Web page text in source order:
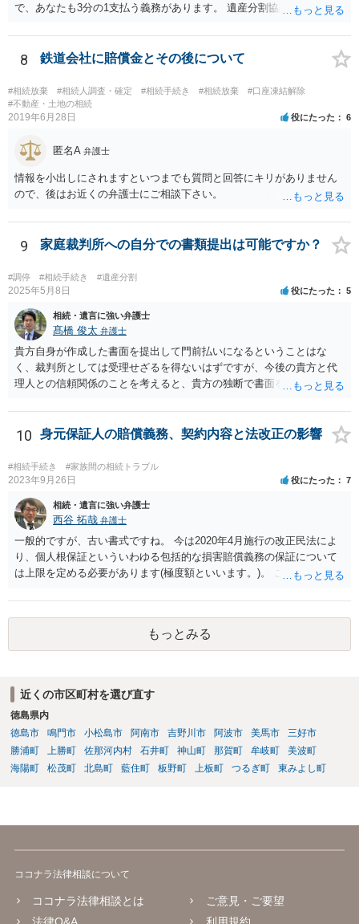
で、あなたも3分の1支払う義務があります。 遺産分割協議をして、不
払い義務があります。
8 鉄道会社に賠償金とその後について
#相続放棄 #相続人調査・確定 #相続手続き #相続放棄
#口座凍結解除
#不動産・土地の相続
2019年6月28日 役にたった 6
匿名A 弁護士
情報を小出しにされますといつまでも質問と回答にキリがありません
ので、後はお近くの弁護士にご相談下さい。
9 家庭裁判所への自分での書類提出は可能ですか？
#調停 #相続手続き #遺産分割
2025年5月8日 役にたった 5
相続・遺言に強い弁護士
髙橋 俊太 弁護士
貴方自身が作成した書面を提出して門前払いになるということはな
く、裁判所としては受理せざるを得ないはずですが、今後の貴方と代
理人との信頼関係のことを考えると、貴方の独断で書面を提出したり
士が主張書面の提出を渋っているようですが、弁護士として提出の実
益がないと考えている可能性もあると思いますので、そのあたりも含
めて、弁護士見解を確認等するためによく打ち合わせた方がよいと思
います。単に面倒臭いということで書面提出をしないということであ
れば、当該弁護士との委任関係を修了した上で、貴方のほうで書面提
出することを検討なさった方がよいでしょう。
10 身元保証人の賠償義務、契約内容と法改正の影響
#相続手続き #家族間の相続トラブル
2023年9月26日 役にたった 7
相続・遺言に強い弁護士
西谷 拓哉 弁護士
一般的ですが、古い書式ですね。 今は2020年4月施行の改正民法によ
り、個人根保証といういわゆる包括的な損害賠償義務の保証について
は上限を定める必要があります(極度額といいます。)。 この書式にサ
り、会社側は請求できない可能性が高そうです。
もっとみる
近くの市区町村を選び直す
徳島県内
徳島市
鳴門市 小松島市 阿南市 吉野川市 阿波市 美馬市
三好市
勝浦町
上勝町 佐那河内村 石井町 神山町 那賀町 牟岐町
美波町
海陽町
松茂町 北島町 藍住町 板野町 上板町 つるぎ町 東みよし町
ココナラ法律相談について
ココナラ法律相談とは
法律Q&A
ご意見・ご要望
利用規約